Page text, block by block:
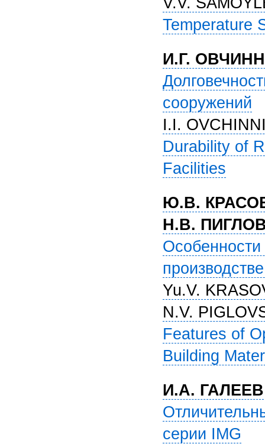
Temperature
И.Г.
сооружений
I.I.
Durability of
Facilities
Ю.В.
Н.В.
Yu.V.
N.V.
Features of
Building
И.А. ГАЛЕЕВ
серии IMG